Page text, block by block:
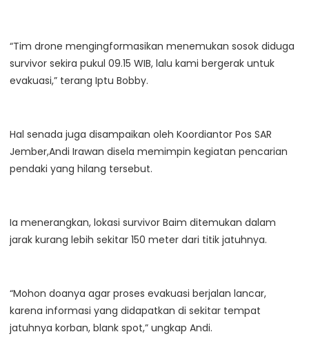
“Tim drone mengingformasikan menemukan sosok diduga
survivor sekira pukul 09.15 WIB, lalu kami bergerak untuk
evakuasi,” terang Iptu Bobby.
Hal senada juga disampaikan oleh Koordiantor Pos SAR
Jember,Andi Irawan disela memimpin kegiatan pencarian
pendaki yang hilang tersebut.
Ia menerangkan, lokasi survivor Baim ditemukan dalam
jarak kurang lebih sekitar 150 meter dari titik jatuhnya.
“Mohon doanya agar proses evakuasi berjalan lancar,
karena informasi yang didapatkan di sekitar tempat
jatuhnya korban, blank spot,” ungkap Andi.